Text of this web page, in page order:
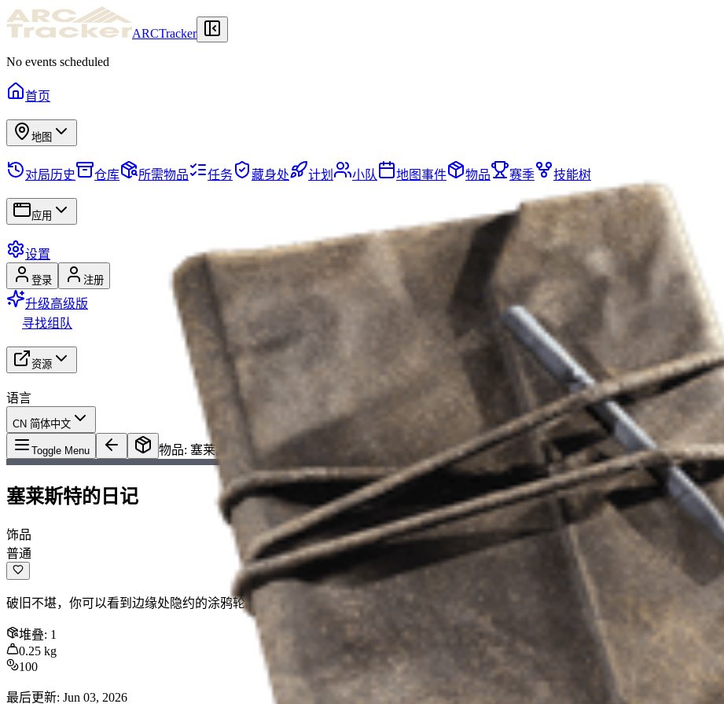
ARCTracker
No events scheduled
首页
地图
对局历史 仓库 所需物品 任务 藏身处 计划 小队 地图事件 物品 赛季 技能树
应用
设置
登录 注册
升级高级版
寻找组队
资源
语言
CN 简体中文
Toggle Menu 物品: 塞莱斯特的日记
塞莱斯特的日记
饰品
普通
破旧不堪，你可以看到边缘处隐约的涂鸦轮廓。
堆叠: 1
0.25 kg
100
最后更新: Jun 03, 2026